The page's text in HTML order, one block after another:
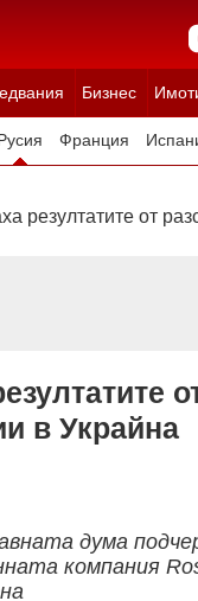
Бизнес
Русия Франция
резултатите от
в Украйна
дума
компания